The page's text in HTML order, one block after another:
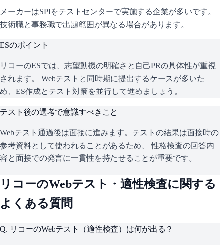
メーカーはSPIをテストセンターで実施する企業が多いです。
技術職と事務職で出題範囲が異なる場合があります。
ESのポイント
リコーのESでは、志望動機の明確さと自己PRの具体性が重視
されます。 Webテストと同時期に提出するケースが多いた
め、ES作成とテスト対策を並行して進めましょう。
テスト後の選考で意識すべきこと
Webテスト通過後は面接に進みます。テストの結果は面接時の
参考資料として使われることがあるため、 性格検査の回答内
容と面接での発言に一貫性を持たせることが重要です。
リコーのWebテスト・適性検査に関する
よくある質問
Q. リコーのWebテスト（適性検査）は何が出る？